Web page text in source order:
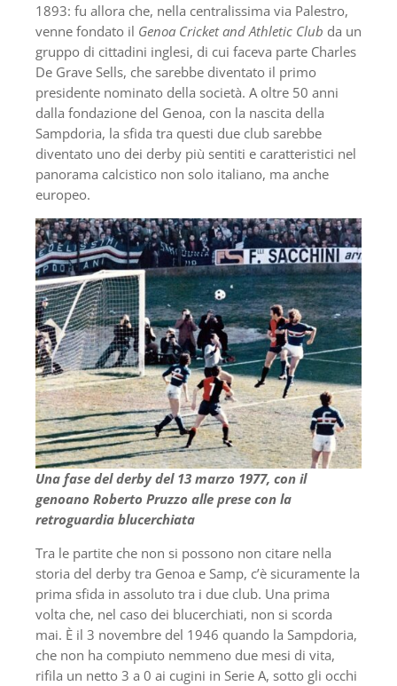
1893: fu allora che, nella centralissima via Palestro,
venne fondato il Genoa Cricket and Athletic Club da un
gruppo di cittadini inglesi, di cui faceva parte Charles
De Grave Sells, che sarebbe diventato il primo
presidente nominato della società. A oltre 50 anni
dalla fondazione del Genoa, con la nascita della
Sampdoria, la sfida tra questi due club sarebbe
diventato uno dei derby più sentiti e caratteristici nel
panorama calcistico non solo italiano, ma anche
europeo.
Una fase del derby del 13 marzo 1977, con il
genoano Roberto Pruzzo alle prese con la
retroguardia blucerchiata
Tra le partite che non si possono non citare nella
storia del derby tra Genoa e Samp, c’è sicuramente la
prima sfida in assoluto tra i due club. Una prima
volta che, nel caso dei blucerchiati, non si scorda
mai. È il 3 novembre del 1946 quando la Sampdoria,
che non ha compiuto nemmeno due mesi di vita,
rifila un netto 3 a 0 ai cugini in Serie A, sotto gli occhi